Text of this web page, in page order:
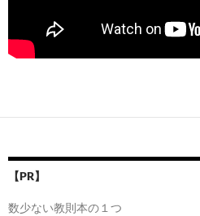
【PR】
数少ない教則本の１つ